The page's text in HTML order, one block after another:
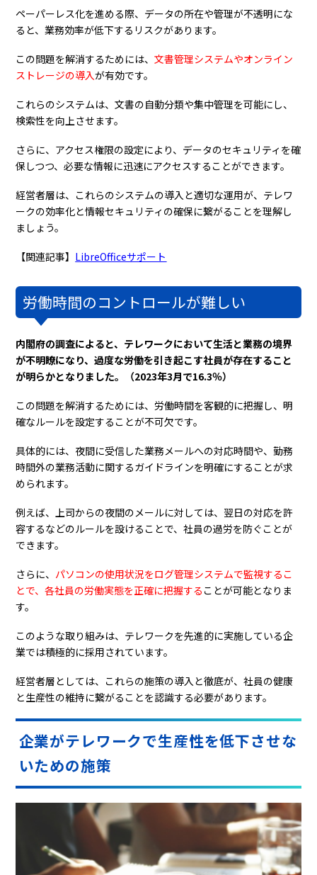
ペーパーレス化を進める際、データの所在や管理が不透明にな
ると、業務効率が低下するリスクがあります。
この問題を解消するためには、文書管理システムやオンライン
ストレージの導入が有効です。
これらのシステムは、文書の自動分類や集中管理を可能にし、
検索性を向上させます。
さらに、アクセス権限の設定により、データのセキュリティを確
保しつつ、必要な情報に迅速にアクセスすることができます。
経営者層は、これらのシステムの導入と適切な運用が、テレワ
ークの効率化と情報セキュリティの確保に繋がることを理解し
ましょう。
【関連記事】 LibreOfficeサポート
労働時間のコントロールが難しい
内閣府の調査によると、テレワークにおいて生活と業務の境界
が不明瞭になり、過度な労働を引き起こす社員が存在すること
が明らかとなりました。（2023年3月で16.3％）
この問題を解消するためには、労働時間を客観的に把握し、明
確なルールを設定することが不可欠です。
具体的には、夜間に受信した業務メールへの対応時間や、勤務
時間外の業務活動に関するガイドラインを明確にすることが求
められます。
例えば、上司からの夜間のメールに対しては、翌日の対応を許
容するなどのルールを設けることで、社員の過労を防ぐことが
できます。
さらに、 パソコンの使用状況をログ管理システムで監視するこ
とで、各社員の労働実態を正確に把握する ことが可能となりま
す。
このような取り組みは、テレワークを先進的に実施している企
業では積極的に採用されています。
経営者層としては、これらの施策の導入と徹底が、社員の健康
と生産性の維持に繋がることを認識する必要があります。
企業がテレワークで生産性を低下させな
いための施策